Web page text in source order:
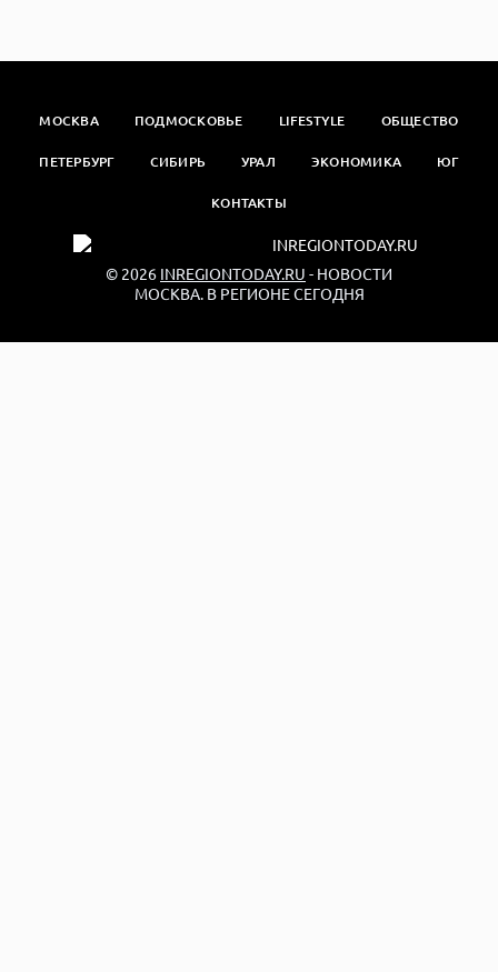
МОСКВА ПОДМОСКОВЬЕ LIFESTYLE ОБЩЕСТВО
ПЕТЕРБУРГ СИБИРЬ УРАЛ ЭКОНОМИКА ЮГ
КОНТАКТЫ
© 2026 INREGIONTODAY.RU - НОВОСТИ
МОСКВА. В РЕГИОНЕ СЕГОДНЯ